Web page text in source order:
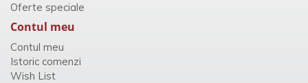
Oferte speciale
Contul meu
Contul meu
Istoric comenzi
Wish List